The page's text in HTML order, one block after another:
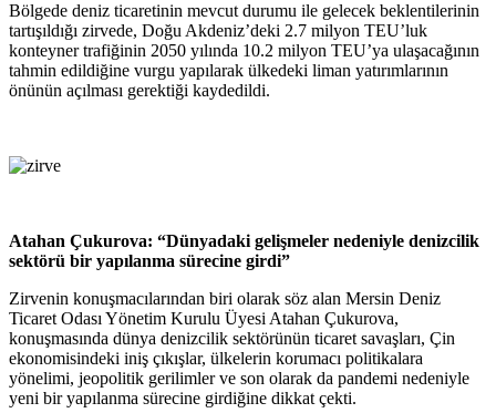
Bölgede deniz ticaretinin mevcut durumu ile gelecek beklentilerinin
tartışıldığı zirvede, Doğu Akdeniz’deki 2.7 milyon TEU’luk
konteyner trafiğinin 2050 yılında 10.2 milyon TEU’ya ulaşacağının
tahmin edildiğine vurgu yapılarak ülkedeki liman yatırımlarının
önünün açılması gerektiği kaydedildi.
Atahan Çukurova: “Dünyadaki gelişmeler nedeniyle denizcilik
sektörü bir yapılanma sürecine girdi”
Zirvenin konuşmacılarından biri olarak söz alan Mersin Deniz
Ticaret Odası Yönetim Kurulu Üyesi Atahan Çukurova,
konuşmasında dünya denizcilik sektörünün ticaret savaşları, Çin
ekonomisindeki iniş çıkışlar, ülkelerin korumacı politikalara
yönelimi, jeopolitik gerilimler ve son olarak da pandemi nedeniyle
yeni bir yapılanma sürecine girdiğine dikkat çekti.